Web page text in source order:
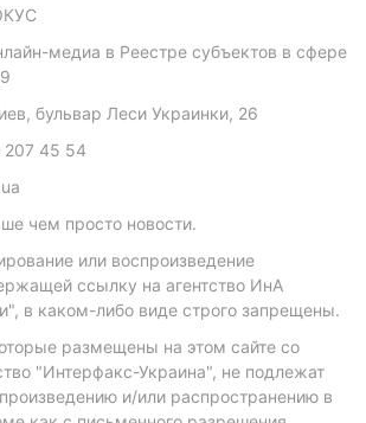
медиа в Реестре субъектов в сфере
бульвар Леси Украинки, 26
45 54
чем просто новости.
или воспроизведение
ссылку на агентство ИнА
в каком-либо виде строго запрещены.
размещены на этом сайте со
"Интерфакс-Украина", не подлежат
и/или распространению в